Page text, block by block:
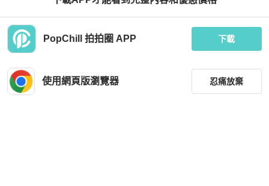
片古著毛衣
TWD 2,480
近新閒置品
TWD 3,999
本地 免運
PopChill 拍拍圈 APP 下載
使用網頁版瀏覽器 忍痛放棄